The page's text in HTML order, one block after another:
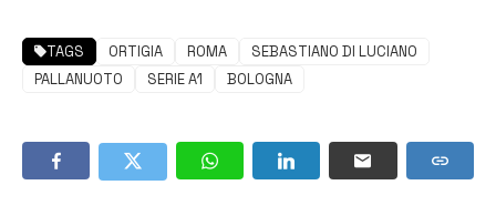
TAGS ORTIGIA ROMA
SEBASTIANO DI LUCIANO
PALLANUOTO
SERIE A1 BOLOGNA